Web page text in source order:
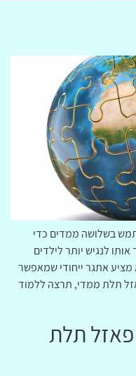
בשלושה ממדים כדי
לנגיש יותר לילדים
מציע אתגר ייחודי שמאפשר
תלת ממדי, תרצה ללמוד
פאזל תלת